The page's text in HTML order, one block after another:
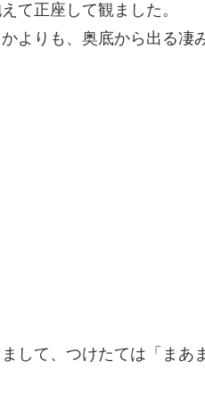
て正座して観ました。
よりも、奥底から出る凄
して、つけたては「まあ